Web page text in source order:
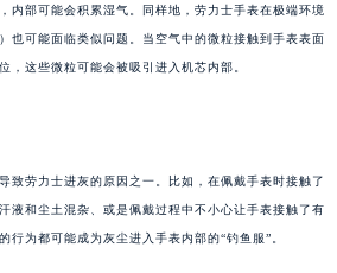
内部可能会积累湿气。同样地，劳力士手表在极端环境
也可能面临类似问题。当空气中的微粒接触到手表表面
，这些微粒可能会被吸引进入机芯内部。
致劳力士进灰的原因之一。比如，在佩戴手表时接触了
液和尘土混杂、或是佩戴过程中不小心让手表接触了有
行为都可能成为灰尘进入手表内部的“钓鱼服”。